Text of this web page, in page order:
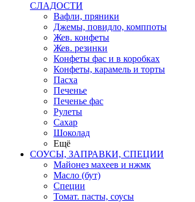
СЛАДОСТИ
Вафли, пряники
Джемы, повидло, комппоты
Жев. конфеты
Жев. резинки
Конфеты фас и в коробках
Конфеты, карамель и торты
Пасха
Печенье
Печенье фас
Рулеты
Сахар
Шоколад
Ещё
СОУСЫ, ЗАПРАВКИ, СПЕЦИИ
Майонез махеев и нжмк
Масло (бут)
Специи
Томат. пасты, соусы